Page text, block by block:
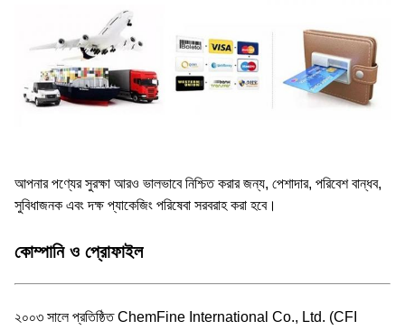
আপনার পণ্যের সুরক্ষা আরও ভালভাবে নিশ্চিত করার জন্য, পেশাদার, পরিবেশ বান্ধব,
সুবিধাজনক এবং দক্ষ প্যাকেজিং পরিষেবা সরবরাহ করা হবে।
কোম্পানি ও প্রোফাইল
২০০৩ সালে প্রতিষ্ঠিত ChemFine International Co., Ltd. (CFI